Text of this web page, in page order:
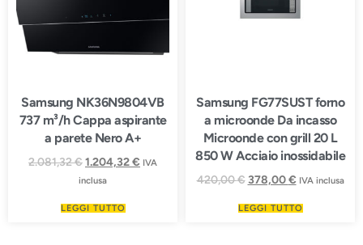
Samsung NK36N9804VB
737 m³/h Cappa aspirante
a parete Nero A+
2.081,32€1.204,32€ IVA
inclusa
LEGGI TUTTO
Samsung FG77SUST forno
a microonde Da incasso
Microonde con grill 20 L
850 W Acciaio inossidabile
420,00€ 378,00€ IVA inclusa
LEGGI TUTTO